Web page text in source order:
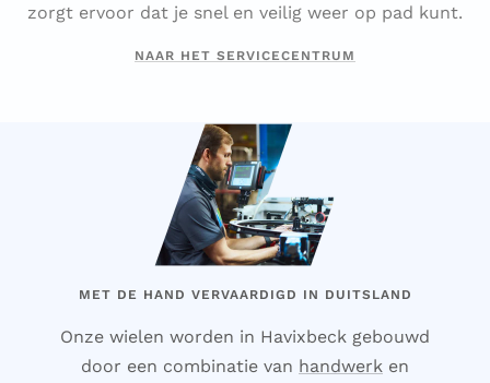
zorgt ervoor dat je snel en veilig weer op pad kunt.
NAAR HET SERVICECENTRUM
MET DE HAND VERVAARDIGD IN DUITSLAND
Onze wielen worden in Havixbeck gebouwd
door een combinatie van handwerk en